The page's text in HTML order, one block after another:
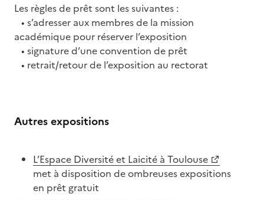
Les règles de prêt sont les suivantes :
• s’adresser aux membres de la mission
académique pour réserver l’exposition
• signature d’une convention de prêt
• retrait/retour de l’exposition au rectorat
Autres expositions
L’Espace Diversité et Laicité à Toulouse
met à disposition de ombreuses expositions
en prêt gratuit